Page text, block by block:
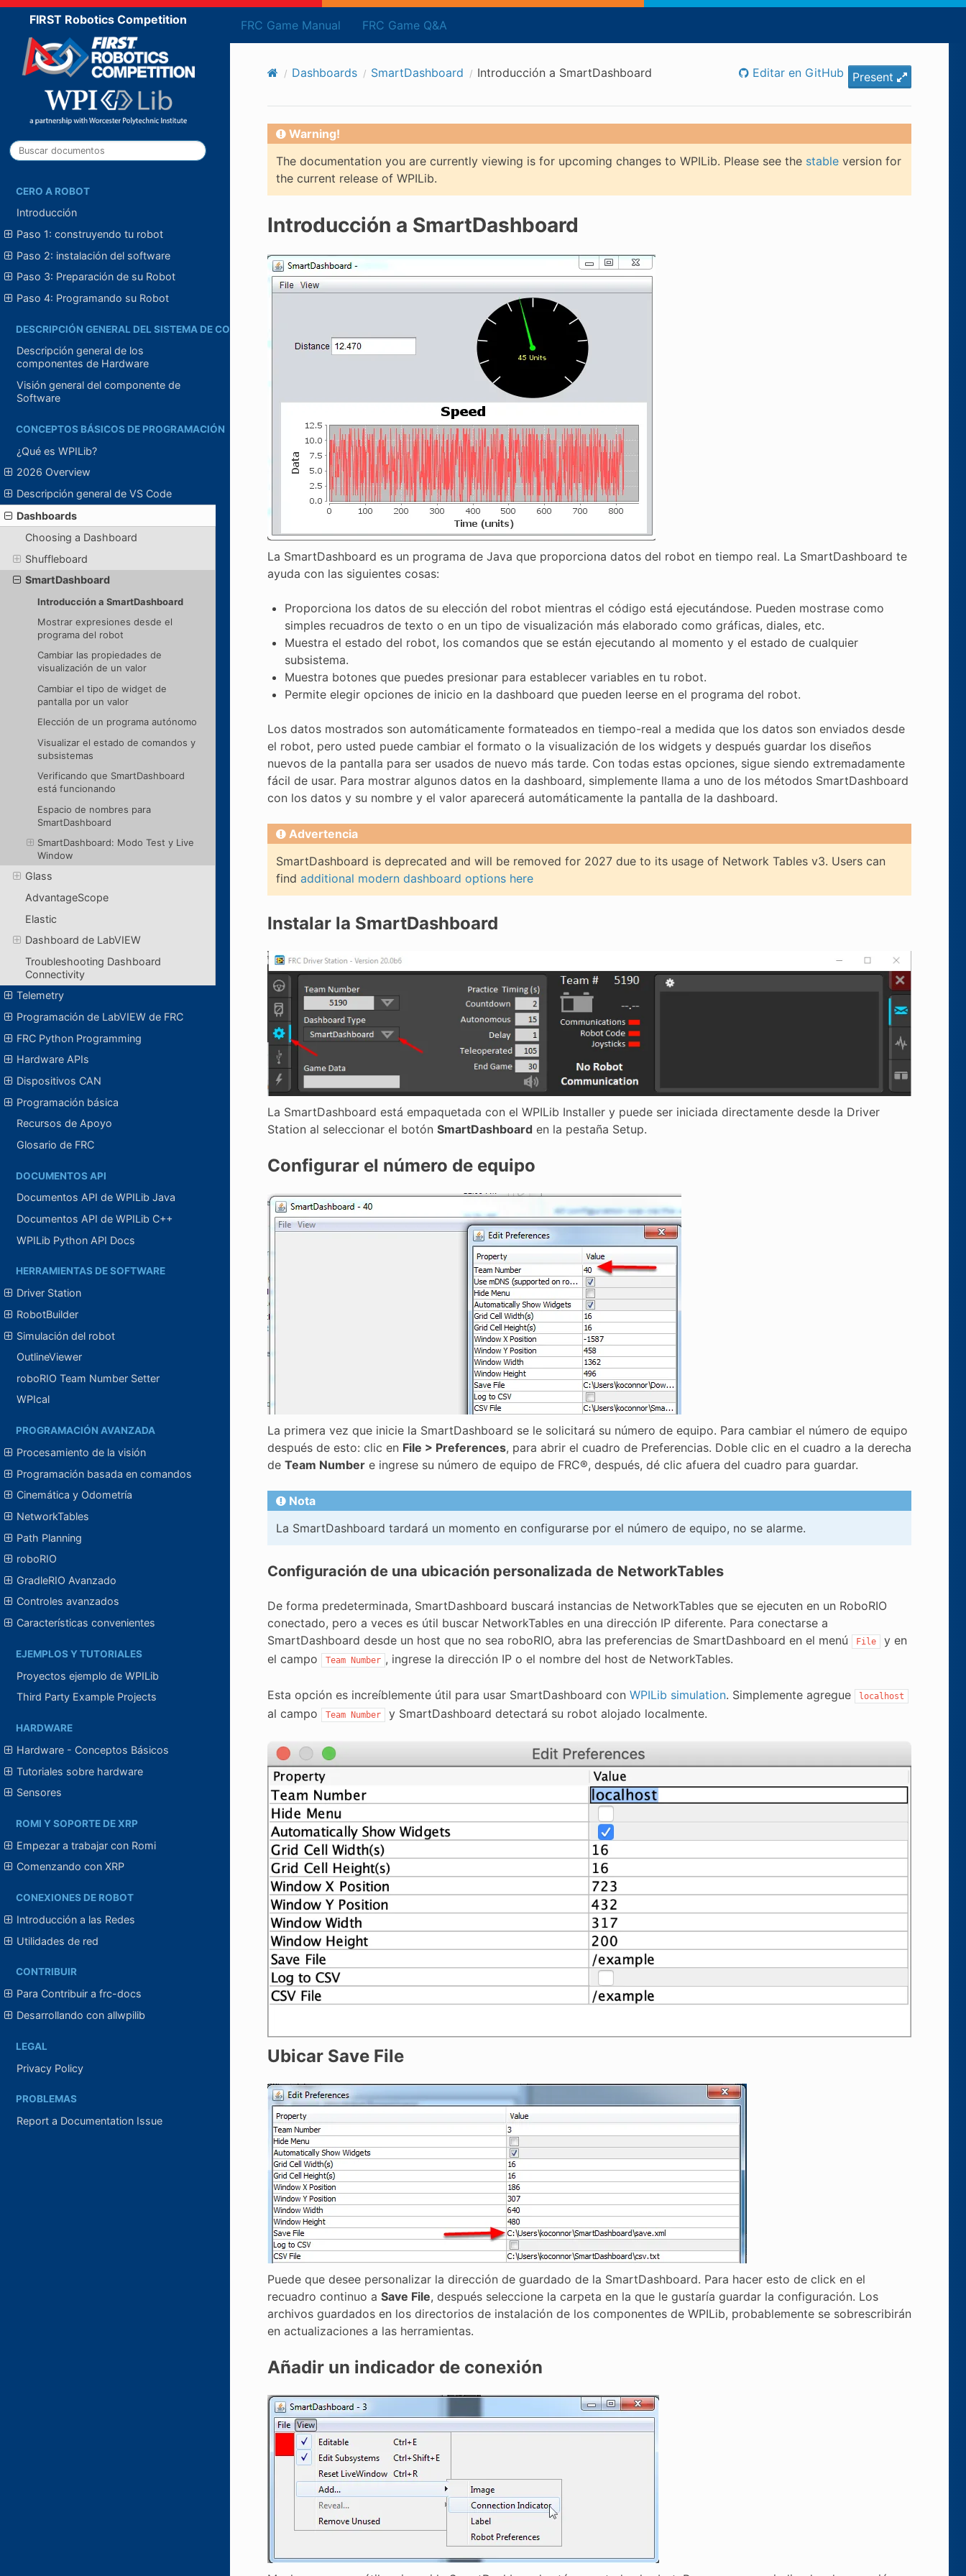
FRC Game Manual FRC Game Q&A
FIRST Robotics Competition
CERO A ROBOT
Introducción
Paso 1: construyendo tu robot
Paso 2: instalación del software
Paso 3: Preparación de su Robot
Paso 4: Programando su Robot
DESCRIPCIÓN GENERAL DEL SISTEMA DE CONTROL
Descripción general de los
componentes de Hardware
Visión general del componente de
Software
CONCEPTOS BÁSICOS DE PROGRAMACIÓN
¿Qué es WPILib?
2026 Overview
Descripción general de VS Code
Dashboards
Choosing a Dashboard
Shuffleboard
SmartDashboard
Introducción a SmartDashboard
Mostrar expresiones desde el
programa del robot
Cambiar las propiedades de
visualización de un valor
Cambiar el tipo de widget de
pantalla por un valor
Elección de un programa autónomo
Visualizar el estado de comandos y
subsistemas
Verificando que SmartDashboard
está funcionando
Espacio de nombres para
SmartDashboard
SmartDashboard: Modo Test y Live
Window
Glass
AdvantageScope
Elastic
Dashboard de LabVIEW
Troubleshooting Dashboard
Connectivity
Telemetry
Programación de LabVIEW de FRC
FRC Python Programming
Hardware APIs
Dispositivos CAN
Programación básica
Recursos de Apoyo
Glosario de FRC
DOCUMENTOS API
Documentos API de WPILib Java
Documentos API de WPILib C++
WPILib Python API Docs
HERRAMIENTAS DE SOFTWARE
Driver Station
RobotBuilder
Simulación del robot
OutlineViewer
roboRIO Team Number Setter
WPIcal
PROGRAMACIÓN AVANZADA
Procesamiento de la visión
Programación basada en comandos
Cinemática y Odometría
NetworkTables
Path Planning
roboRIO
GradleRIO Avanzado
Controles avanzados
Características convenientes
EJEMPLOS Y TUTORIALES
Proyectos ejemplo de WPILib
Third Party Example Projects
HARDWARE
Hardware - Conceptos Básicos
Tutoriales sobre hardware
Sensores
ROMI Y SOPORTE DE XRP
Empezar a trabajar con Romi
Comenzando con XRP
CONEXIONES DE ROBOT
Introducción a las Redes
Utilidades de red
CONTRIBUIR
Para Contribuir a frc-docs
Desarrollando con allwpilib
LEGAL
Privacy Policy
PROBLEMAS
Report a Documentation Issue
Dashboards SmartDashboard Introducción a SmartDashboard Present
Editar en GitHub
Warning!
The documentation you are currently viewing is for upcoming changes to WPILib. Please see the stableversion for
the current release of WPILib.
Introducción a SmartDashboard
La SmartDashboard es un programa de Java que proporciona datos del robot en tiempo real. La SmartDashboard te
ayuda con las siguientes cosas:
Proporciona los datos de su elección del robot mientras el código está ejecutándose. Pueden mostrase como
simples recuadros de texto o en un tipo de visualización más elaborado como gráficas, diales, etc.
Muestra el estado del robot, los comandos que se están ejecutando al momento y el estado de cualquier
subsistema.
Muestra botones que puedes presionar para establecer variables en tu robot.
Permite elegir opciones de inicio en la dashboard que pueden leerse en el programa del robot.
Los datos mostrados son automáticamente formateados en tiempo-real a medida que los datos son enviados desde
el robot, pero usted puede cambiar el formato o la visualización de los widgets y después guardar los diseños
nuevos de la pantalla para ser usados de nuevo más tarde. Con todas estas opciones, sigue siendo extremadamente
fácil de usar. Para mostrar algunos datos en la dashboard, simplemente llama a uno de los métodos SmartDashboard
con los datos y su nombre y el valor aparecerá automáticamente la pantalla de la dashboard.
Advertencia
SmartDashboard is deprecated and will be removed for 2027 due to its usage of Network Tables v3. Users can
find additional modern dashboard options here
Instalar la SmartDashboard
La SmartDashboard está empaquetada con el WPILib Installer y puede ser iniciada directamente desde la Driver
Station al seleccionar el botón SmartDashboard en la pestaña Setup.
Configurar el número de equipo
La primera vez que inicie la SmartDashboard se le solicitará su número de equipo. Para cambiar el número de equipo
después de esto: clic en File > Preferences, para abrir el cuadro de Preferencias. Doble clic en el cuadro a la derecha
de Team Numbere ingrese su número de equipo de FRC®, después, dé clic afuera del cuadro para guardar.
Nota
La SmartDashboard tardará un momento en configurarse por el número de equipo, no se alarme.
Configuración de una ubicación personalizada de NetworkTables
De forma predeterminada, SmartDashboard buscará instancias de NetworkTables que se ejecuten en un RoboRIO
conectado, pero a veces es útil buscar NetworkTables en una dirección IP diferente. Para conectarse a
SmartDashboard desde un host que no sea roboRIO, abra las preferencias de SmartDashboard en el menú
File
y en
el campo
Team Number , ingrese la dirección IP o el nombre del host de NetworkTables.
Esta opción es increíblemente útil para usar SmartDashboard con WPILib simulation. Simplemente agregue localhost
al campo Team Number y SmartDashboard detectará su robot alojado localmente.
Ubicar Save File
Puede que desee personalizar la dirección de guardado de la SmartDashboard. Para hacer esto de click en el
recuadro continuo a Save File, después seleccione la carpeta en la que le gustaría guardar la configuración. Los
archivos guardados en los directorios de instalación de los componentes de WPILib, probablemente se sobrescribirán
en actualizaciones a las herramientas.
Añadir un indicador de conexión